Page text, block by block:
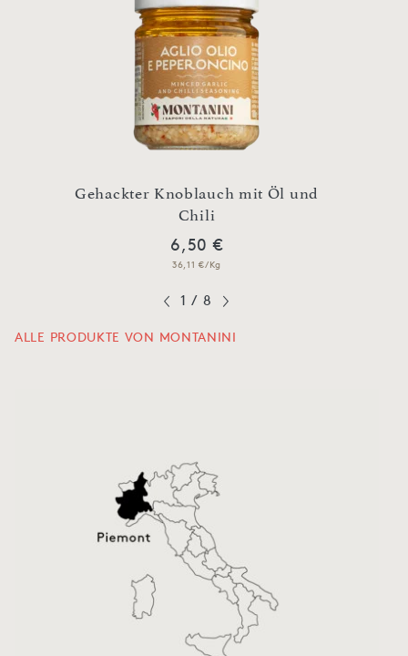
Gehackter Knoblauch mit Öl und
Chili
6,50 €
36,11 €/Kg
1 / 8
ALLE PRODUKTE VON MONTANINI